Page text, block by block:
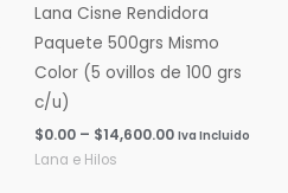
Lana Cisne Rendidora
Paquete 500grs Mismo
Color (5 ovillos de 100 grs
c/u)
$0.00 – $14,600.00 Iva Incluido
Lana e Hilos